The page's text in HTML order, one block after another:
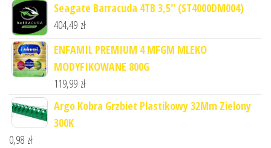
Seagate Barracuda 4TB 3,5" (ST4000DM004)
404,49 zł
ENFAMIL PREMIUM 4 MFGM MLEKO
MODYFIKOWANE 800G
119,99 zł
Argo Kobra Grzbiet Plastikowy 32Mm Zielony
300K
0,98 zł